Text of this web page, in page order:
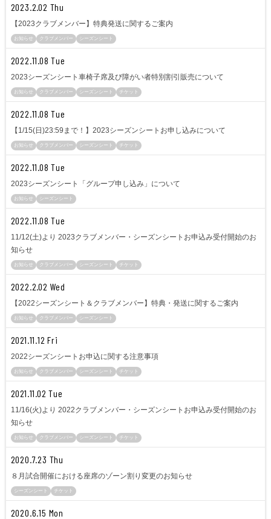
2023.2.02 Thu
【2023クラブメンバー】特典発送に関するご案内
お知らせ クラブメンバー シーズンシート
2022.11.08 Tue
2023シーズンシート車椅子席及び障がい者特別割引販売について
お知らせ クラブメンバー シーズンシート チケット
2022.11.08 Tue
【1/15(日)23:59まで！】2023シーズンシートお申し込みについて
お知らせ クラブメンバー シーズンシート チケット
2022.11.08 Tue
2023シーズンシート「グループ申し込み」について
お知らせ シーズンシート
2022.11.08 Tue
11/12(土)より 2023クラブメンバー・シーズンシートお申込み受付開始のお
知らせ
お知らせ クラブメンバー シーズンシート チケット
2022.2.02 Wed
【2022シーズンシート＆クラブメンバー】特典・発送に関するご案内
お知らせ クラブメンバー シーズンシート
2021.11.12 Fri
2022シーズンシートお申込に関する注意事項
お知らせ クラブメンバー シーズンシート チケット
2021.11.02 Tue
11/16(火)より 2022クラブメンバー・シーズンシートお申込み受付開始のお
知らせ
お知らせ クラブメンバー シーズンシート チケット
2020.7.23 Thu
８月試合開催における座席のゾーン割り変更のお知らせ
シーズンシート チケット
2020.6.15 Mon